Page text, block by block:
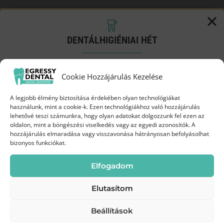
Cookie Hozzájárulás Kezelése
A legjobb élmény biztosítása érdekében olyan technológiákat
használunk, mint a cookie-k. Ezen technológiákhoz való hozzájárulás
lehetővé teszi számunkra, hogy olyan adatokat dolgozzunk fel ezen az
oldalon, mint a böngészési viselkedés vagy az egyedi azonosítók. A
hozzájárulás elmaradása vagy visszavonása hátrányosan befolyásolhat
bizonyos funkciókat.
Elfogadom
Elutasítom
Beállítások
Kérjen visszahívást
legrövidebb időn belül felvesszük Önnel a
DENTÁLHIGIÉNIAI HÉT
Próbáld ki a Biofilm terápiát
Augusztus 3-19.között az Egressy Dentalnál
Most 35 000 Ft
45 000 Fthelyett
Modern